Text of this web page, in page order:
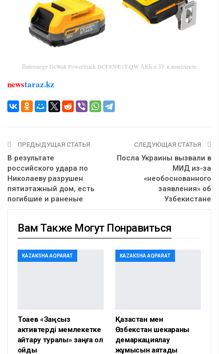
Винтоверт DeWalt PowerStack DCF850E1T-QW АКБ и ЗУ в комплекте
newstaraz.kz
ПРЕДЫДУЩАЯ СТАТЬЯ
В результате
российского удара по
Николаеву разрушен
пятиэтажный дом, есть
погибшие и раненые
СЛЕДУЮЩАЯ СТАТЬЯ
Посла Украины вызвали в
МИД из-за
«необоснованного
заявления» об
Узбекистане
Вам Также Могут Понравиться
KAZAKSHA AQPARAT
Тоқаев «Заңсыз
активтерді мемлекетке
қайтару туралы» заңға қол
қойды
KAZAKSHA AQPARAT
Қазақстан мен
Өзбекстан шекараны
демаркациялау
жұмысын аяқтады